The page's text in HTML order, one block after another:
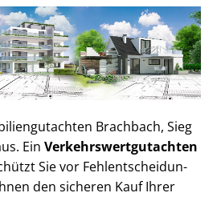
Brachbach, Sieg
Ein Ver­kehrs­wert­gut­ach­ten
Sie vor Fehl­ent­schei­dun­
den sicheren Kauf Ihrer